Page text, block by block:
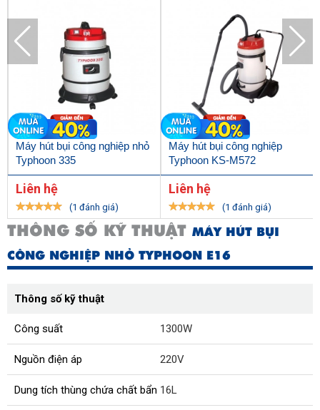
Máy hút bụi công nghiệp nhỏ
Typhoon 335
Liên hệ
(1 đánh giá)
Máy hút bụi công nghiệp
Typhoon KS-M572
Liên hệ
(1 đánh giá)
THÔNG SỐ KỸ THUẬT MÁY HÚT BỤI
CÔNG NGHIỆP NHỎ TYPHOON E16
Thông số kỹ thuật
Công suất 1300W
Nguồn điện áp 220V
Dung tích thùng chứa chất bẩn 16L